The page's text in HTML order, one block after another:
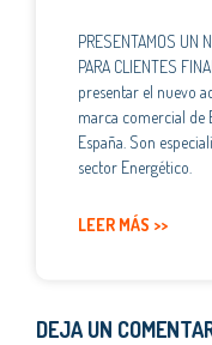
PRESENTAMOS UN
PARA CLIENTES
presentar el nuevo
marca comercial de
España. Son
sector Energético.
LEER MÁS >>
DEJA UN